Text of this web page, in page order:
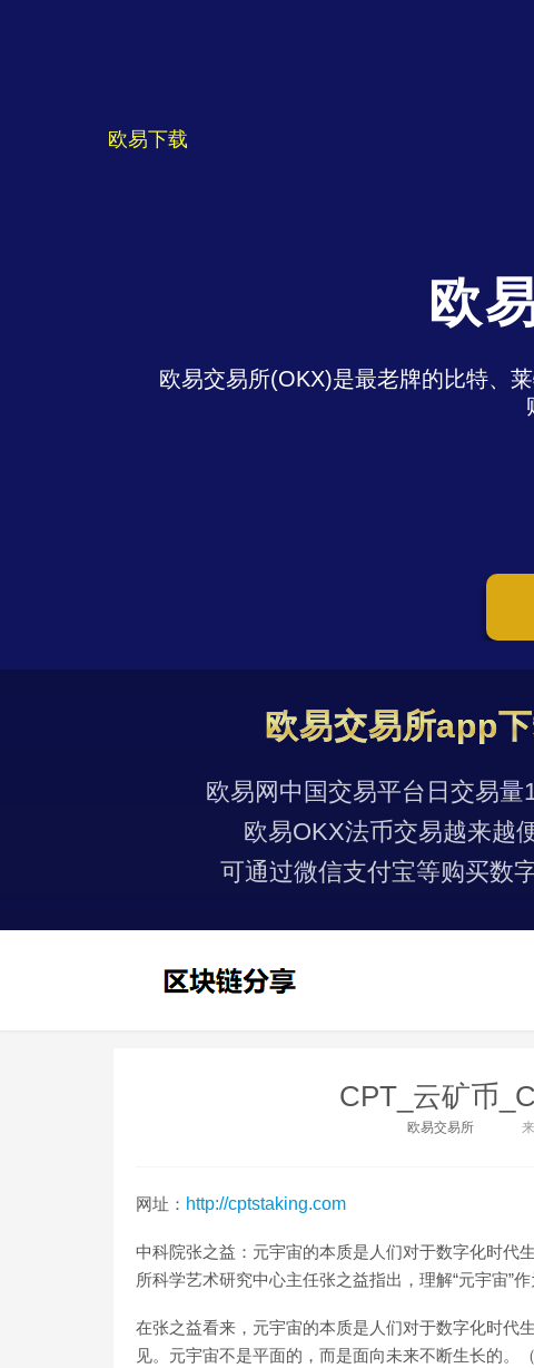
欧易下载
欧
欧易交易所(OKX)是最老牌的比特、
欧易交易所app
欧易网中国交易平台日交易量
欧易OKX法币交易越来越便
可通过微信支付宝等购买数字
CPT_云矿币
欧易交易所
网址： http://cptstaking.com
中科院张之益：元宇宙的本质是人们对于数字化时代
所科学艺术研究中心主任张之益指出，理解“元宇宙”
在张之益看来，元宇宙的本质是人们对于数字化时代
见。元宇宙不是平面的，而是面向未来不断生长的。